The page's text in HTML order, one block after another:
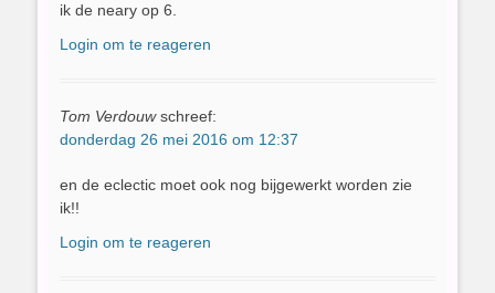
ik de neary op 6.
Login om te reageren
Tom Verdouw schreef:
donderdag 26 mei 2016 om 12:37
en de eclectic moet ook nog bijgewerkt worden zie
ik!!
Login om te reageren